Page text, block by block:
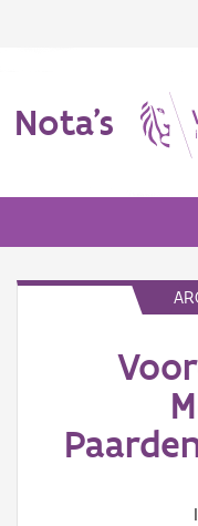
Nota's